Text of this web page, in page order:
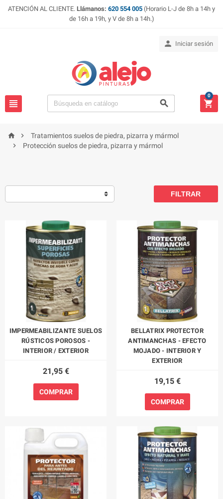
ATENCIÓN AL CLIENTE. Llámanos: 620 554 005 (Horario L-J de 8h a 14h y
de 16h a 19h, y V de 8h a 14h.)
 Iniciar sesión
  
0
 
Tratamientos suelos de piedra, pizarra y mármol

Protección suelos de piedra, pizarra y mármol
FILTRAR
IMPERMEABILIZANTE SUELOS
RÚSTICOS POROSOS -
INTERIOR / EXTERIOR
21,95 €
COMPRAR
BELLATRIX PROTECTOR
ANTIMANCHAS - EFECTO
MOJADO - INTERIOR Y
EXTERIOR
19,15 €
COMPRAR